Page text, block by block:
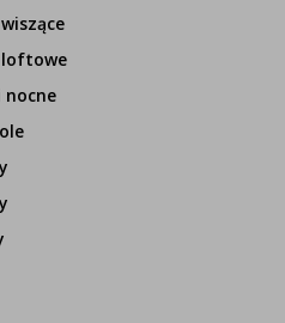
loftowe
nocne